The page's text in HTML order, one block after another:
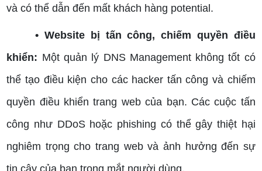
và có thể dẫn đến mất khách hàng potential.
• Website bị tấn công, chiếm quyền điều
khiển: Một quản lý DNS Management không tốt có
thể tạo điều kiện cho các hacker tấn công và chiếm
quyền điều khiển trang web của bạn. Các cuộc tấn
công như DDoS hoặc phishing có thể gây thiệt hại
nghiêm trọng cho trang web và ảnh hưởng đến sự
tin cậy của bạn trong mắt người dùng.